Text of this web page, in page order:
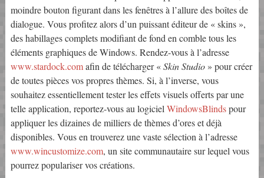
moindre bouton figurant dans les fenêtres à l’allure des boîtes de
dialogue. Vous profitez alors d’un puissant éditeur de « skins »,
des habillages complets modifiant de fond en comble tous les
éléments graphiques de Windows. Rendez-vous à l’adresse
www.stardock.comafin de télécharger «Skin Studio» pour créer
de toutes pièces vos propres thèmes. Si, à l’inverse, vous
souhaitez essentiellement tester les effets visuels offerts par une
telle application, reportez-vous au logiciel WindowsBlindspour
appliquer les dizaines de milliers de thèmes d’ores et déjà
disponibles. Vous en trouverez une vaste sélection à l’adresse
www.wincustomize.com, un site communautaire sur lequel vous
pourrez populariser vos créations.